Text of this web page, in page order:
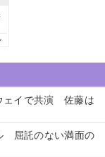
ェイで共演 佐藤は
屈託のない満面の